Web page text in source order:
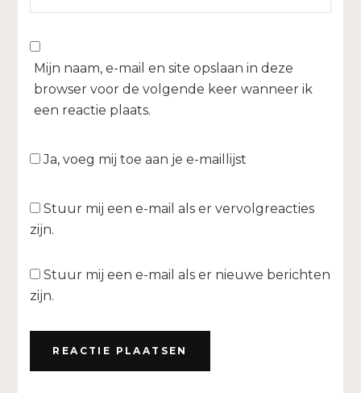
Mijn naam, e-mail en site opslaan in deze
browser voor de volgende keer wanneer ik
een reactie plaats.
Ja, voeg mij toe aan je e-maillijst
Stuur mij een e-mail als er vervolgreacties
zijn.
Stuur mij een e-mail als er nieuwe berichten
zijn.